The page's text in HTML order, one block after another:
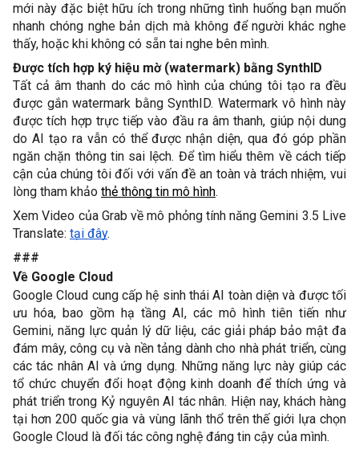
mới này đặc biệt hữu ích trong những tình huống bạn muốn
nhanh chóng nghe bản dịch mà không để người khác nghe
thấy, hoặc khi không có sẵn tai nghe bên mình.
Được tích hợp ký hiệu mờ (watermark) bằng SynthID
Tất cả âm thanh do các mô hình của chúng tôi tạo ra đều
được gắn watermark bằng SynthID. Watermark vô hình này
được tích hợp trực tiếp vào đầu ra âm thanh, giúp nội dung
do AI tạo ra vẫn có thể được nhận diện, qua đó góp phần
ngăn chặn thông tin sai lệch. Để tìm hiểu thêm về cách tiếp
cận của chúng tôi đối với vấn đề an toàn và trách nhiệm, vui
lòng tham khảo thẻ thông tin mô hình.
Xem Video của Grab về mô phỏng tính năng Gemini 3.5 Live
Translate: tại đây.
###
Về Google Cloud
Google Cloud cung cấp hệ sinh thái AI toàn diện và được tối
ưu hóa, bao gồm hạ tầng AI, các mô hình tiên tiến như
Gemini, năng lực quản lý dữ liệu, các giải pháp bảo mật đa
đám mây, công cụ và nền tảng dành cho nhà phát triển, cùng
các tác nhân AI và ứng dụng. Những năng lực này giúp các
tổ chức chuyển đổi hoạt động kinh doanh để thích ứng và
phát triển trong Kỷ nguyên AI tác nhân. Hiện nay, khách hàng
tại hơn 200 quốc gia và vùng lãnh thổ trên thế giới lựa chọn
Google Cloud là đối tác công nghệ đáng tin cậy của mình.